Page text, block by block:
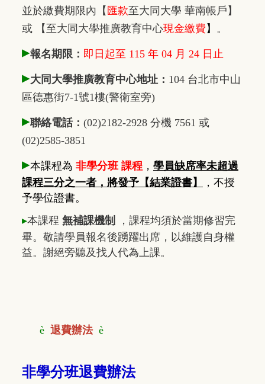
並於繳費期限內 【 匯款至大同大學 華南帳戶】
或 【至大同大學推廣教育中心現金繳費 】 。
▸報名期限： 即日起至 115 年 04 月 24 日止
▸大同大學推廣教育中心地址： 104 台北市中山
區德惠街7-1號1樓(警衛室旁)
▸聯絡電話： (02)2182-2928 分機 7561 或
(02)2585-3851
▸本課程為 非學分班 課程 ， 學員缺席率未超過
課程三分之一者，將發予【結業證書】
，不授
予學位證書。
▸本課程 無補課機制
，課程均須於當期修習完
畢。敬請學員報名後踴躍出席，以維護自身權
益。謝絕旁聽及找人代為上課。
è 退費辦法 è
非學分班退費辦法